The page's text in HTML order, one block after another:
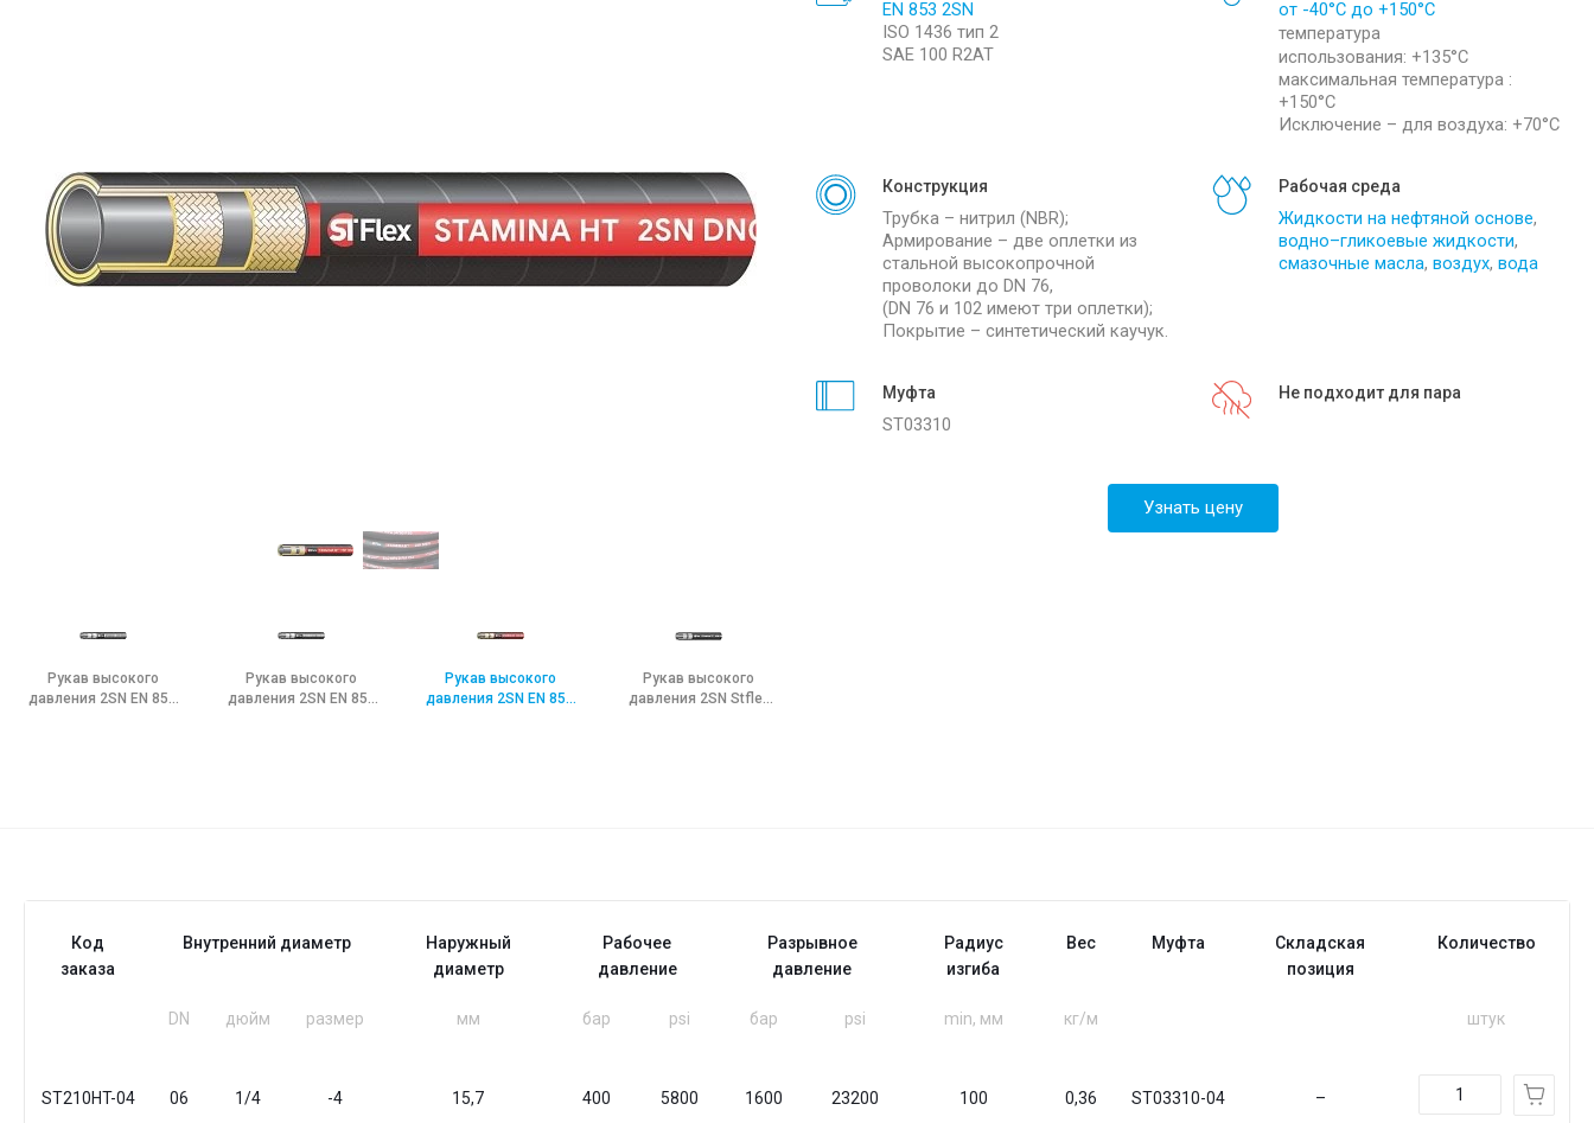
info@sibirteh.com
Рукав высокого
давления 2SN EN 853
Рукав высокого
давления 2SN EN 853
Рукав высокого
давления 2SN EN 853
Рукав высокого
давления 2SN Stflex
EN 853 2SN
ISO 1436 тип 2
SAE 100 R2AT
от -40°С до +150°С
температура
использования: +135°С
максимальная температура :
+150°С
Исключение – для воздуха: +70°С
Конструкция
Трубка – нитрил (NBR);
Армирование – две оплетки из
стальной высокопрочной
проволоки до DN 76,
(DN 76 и 102 имеют три оплетки);
Покрытие – синтетический каучук.
Рабочая среда
Жидкости на нефтяной основе,
водно–гликоевые жидкости,
смазочные масла, воздух, вода
Муфта
ST03310
Не подходит для пара
Узнать цену
Код
заказа
Внутренний диаметр
Наружный
диаметр
Рабочее
давление
Разрывное
давление
Радиус
изгиба
Вес Муфта
Складская
позиция
Количество
DN дюйм размер мм бар psi бар psi min, мм кг/м штук
ST210HT-04 06 1/4 -4 15,7 400 5800 1600 23200 100 0,36 ST03310-04 –